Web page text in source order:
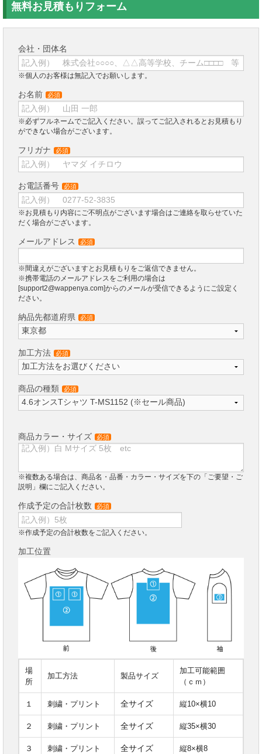
無料お見積もりフォーム
会社・団体名
※個人のお客様は無記入でお願いします。
お名前 必須
※必ずフルネームでご記入ください。誤ってご記入されるとお見積もり
ができない場合がございます。
フリガナ 必須
お電話番号 必須
※お見積もり内容にご不明点がございます場合はご連絡を取らせていた
だく場合がございます。
メールアドレス 必須
※間違えがございますとお見積もりをご返信できません。
※携帯電話のメールアドレスをご利用の場合は
[support2@wappenya.com]からのメールが受信できるようにご設定く
ださい。
納品先都道府県 必須
加工方法 必須
商品の種類 必須
商品カラー・サイズ 必須
※複数ある場合は、商品名・品番・カラー・サイズを下の「ご要望・ご
説明」欄にご記入ください。
作成予定の合計枚数 必須
※作成予定の合計枚数をご記入ください。
加工位置
場
所
加工方法 製品サイズ
加工可能範囲
（ｃｍ）
１ 刺繍・プリント 全サイズ 縦10×横10
２ 刺繍・プリント 全サイズ 縦35×横30
３ 刺繍・プリント 全サイズ 縦8×横8